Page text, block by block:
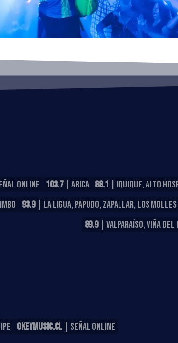
ONLINE 103.7| ARICA 88.1 | IQUIQUE, ALTO
93.9| LA LIGUA, PAPUDO, ZAPALLAR, LOS MOLLES
89.9| VALPARAÍSO, VIÑA DEL
OKEYMUSIC.CL | SEÑAL ONLINE